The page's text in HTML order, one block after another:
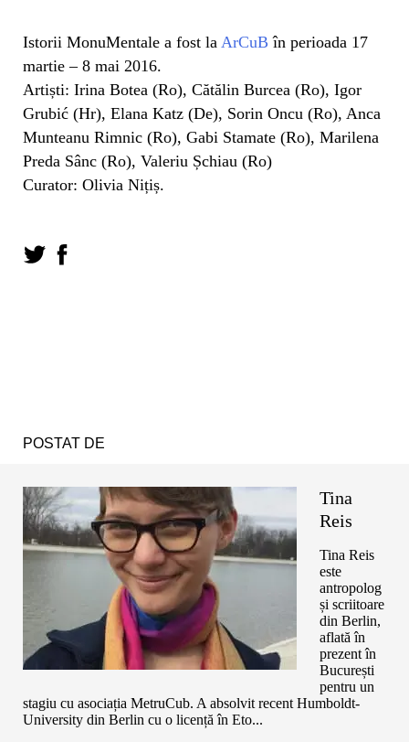
Istorii MonuMentale a fost la ArCuB în perioada 17
martie – 8 mai 2016.
Artiști: Irina Botea (Ro), Cătălin Burcea (Ro), Igor
Grubić (Hr), Elana Katz (De), Sorin Oncu (Ro), Anca
Munteanu Rimnic (Ro), Gabi Stamate (Ro), Marilena
Preda Sânc (Ro), Valeriu Șchiau (Ro)
Curator: Olivia Nițiș.
POSTAT DE
Tina
Reis
Tina Reis
este
antropolog
și scriitoare
din Berlin,
aflată în
prezent în
București
pentru un
stagiu cu asociația MetruCub. A absolvit recent Humboldt-
University din Berlin cu o licență în Eto...